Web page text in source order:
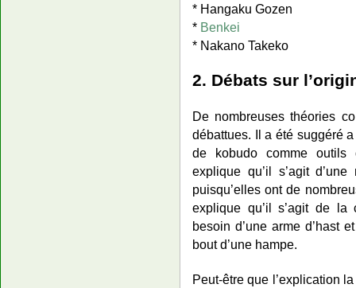
* Hangaku Gozen
* Benkei
* Nakano Takeko
2. Débats sur
De nombreuses théories
débattues. Il a été suggéré
de kobudo comme outils
explique qu’il s’agit
puisqu’elles ont de
explique qu’il s’agit de la
besoin d’une arme d’hast
bout d’une hampe.
Peut-être que l’explication